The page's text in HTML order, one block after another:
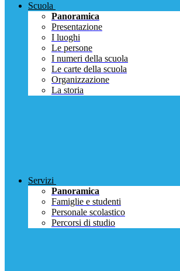
Scuola
Panoramica
Presentazione
I luoghi
Le persone
I numeri della scuola
Le carte della scuola
Organizzazione
La storia
Servizi
Panoramica
Famiglie e studenti
Personale scolastico
Percorsi di studio